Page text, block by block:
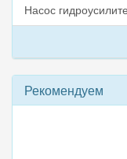
Насос
Рекомендуем